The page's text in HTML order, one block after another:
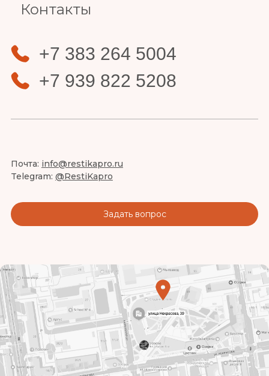
Контакты
+7 383 264 5004
+7 939 822 5208
Почта: info@restikapro.ru
Telegram: @RestiKapro
Задать вопрос